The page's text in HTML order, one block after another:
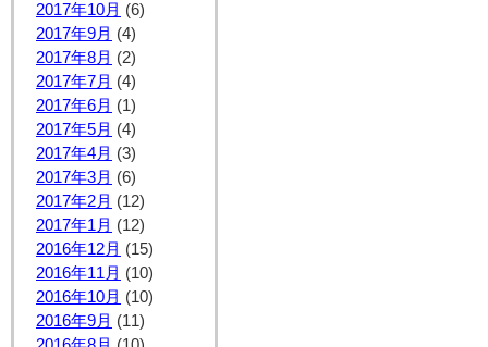
2017年10月 (6)
2017年9月 (4)
2017年8月 (2)
2017年7月 (4)
2017年6月 (1)
2017年5月 (4)
2017年4月 (3)
2017年3月 (6)
2017年2月 (12)
2017年1月 (12)
2016年12月 (15)
2016年11月 (10)
2016年10月 (10)
2016年9月 (11)